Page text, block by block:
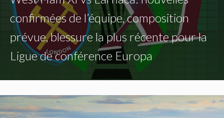
confirmées de l’équipe, composition
prévue, blessure la plus récente pour la
Ligue de conférence Europa